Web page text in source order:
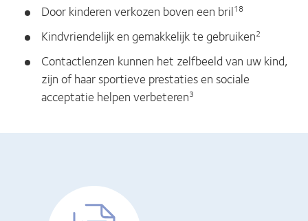
Door kinderen verkozen boven een bril18
Kindvriendelijk en gemakkelijk te gebruiken2
Contactlenzen kunnen het zelfbeeld van uw kind,
zijn of haar sportieve prestaties en sociale
acceptatie helpen verbeteren3